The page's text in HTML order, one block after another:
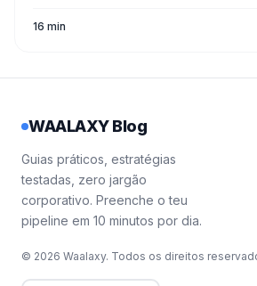
16 min
WAALAXY Blog
Guias práticos, estratégias
testadas, zero jargão
corporativo. Preenche o teu
pipeline em 10 minutos por dia.
© 2026 Waalaxy. Todos os direitos